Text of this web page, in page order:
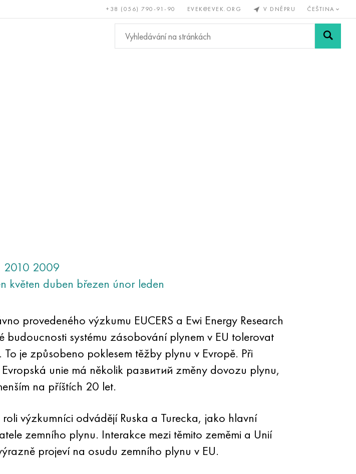
+38 (056) 790-91-90 EVEK@EVEK.ORG V DNĚPRU ČEŠTINA
Bronz, měď, Neželezné
kovy
Legovaná Sítě a
2010 2009
květen duben březen únor leden
provedeného výzkumu EUCERS a Ewi Energy Research
budoucnosti systému zásobování plynem v EU tolerovat
To je způsobeno poklesem těžby plynu v Evropě. Při
unie má několik развитий změny dovozu plynu,
na příštích 20 let.
roli výzkumníci odvádějí Ruska a Turecka, jako hlavní
zemního plynu. Interakce mezi těmito zeměmi a Unií
projeví na osudu zemního plynu v EU.